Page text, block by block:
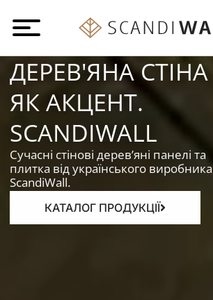
вмісту
ДЕРЕВ'ЯНА СТІНА
ЯК АКЦЕНТ.
SCANDIWALL
Сучасні стінові дерев’яні панелі та
плитка від українського виробника
ScandiWall.
КАТАЛОГ ПРОДУКЦІЇ